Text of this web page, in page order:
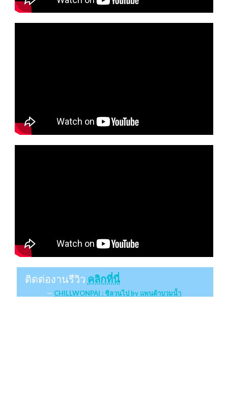
ติดต่องานรีวิว คลิกที่นี่
CHILLWONPAI : ชิลวนไป by แพนด้าบวมน้ำ